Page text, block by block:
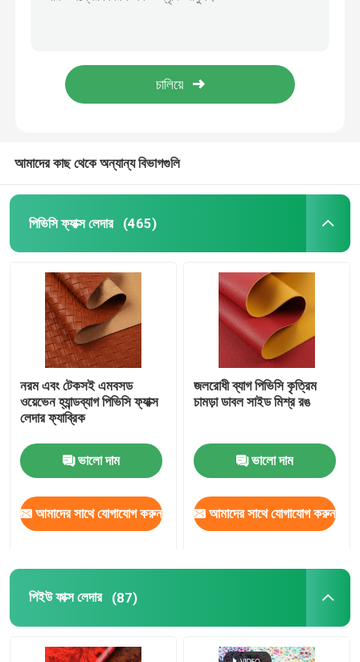
সিলিকন চামড়া কাপড়
আমাদের কাছ থেকে অন্যান্য বিভাগগুলি
পিভিসি ফ্যাক্স লেদার (465)
নরম এবং টেকসই এমবসড
ওয়েভেন হ্যান্ডব্যাগ পিভিসি ফ্যাক্স
লেদার ফ্যাব্রিক
ভালো দাম
আমাদের সাথে যোগাযোগ করুন
জলরোধী ব্যাগ পিভিসি কৃত্রিম
চামড়া ডাবল সাইড মিশ্র রঙ
ভালো দাম
আমাদের সাথে যোগাযোগ করুন
পিইউ ফাক্স লেদার (87)